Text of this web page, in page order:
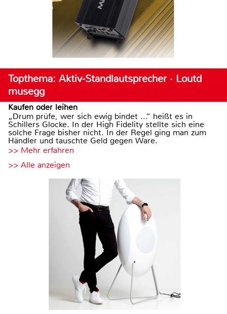
Topthema: Aktiv-Standlautsprecher · Loutd
musegg
Kaufen oder leihen
„Drum prüfe, wer sich ewig bindet ...“ heißt es in
Schillers Glocke. In der High Fidelity stellte sich eine
solche Frage bisher nicht. In der Regel ging man zum
Händler und tauschte Geld gegen Ware.
>> Mehr erfahren
>> Alle anzeigen